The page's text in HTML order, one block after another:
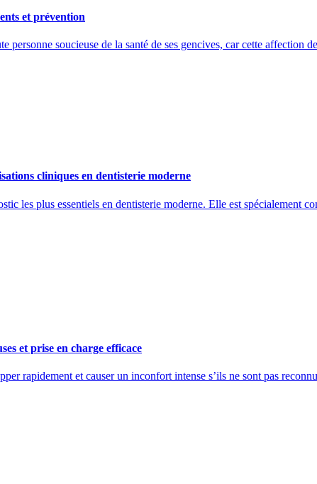
et prévention
personne soucieuse de la santé de ses gencives, car cette
cliniques en dentisterie moderne
les plus essentiels en dentisterie moderne. Elle est spécialement
et prise en charge efficace
rapidement et causer un inconfort intense s’ils ne sont pas